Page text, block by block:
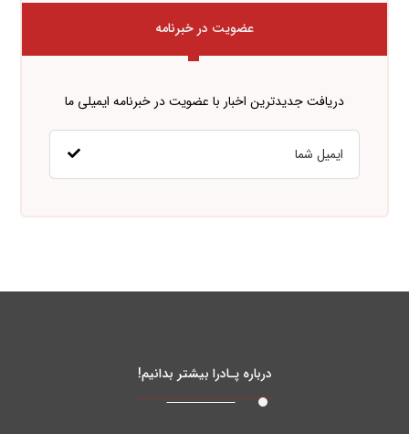
عضویت در خبرنامه
دریافت جدیدترین اخبار با عضویت در خبرنامه ایمیلی ما
درباره پـادرا بیشتر بدانیم!